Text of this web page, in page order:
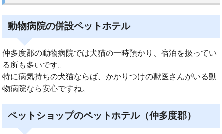
動物病院の併設ペットホテル
仲多度郡の動物病院では犬猫の一時預かり、宿泊を扱ってい
る所も多いです。
特に病気持ちの犬猫ならば、かかりつけの獣医さんがいる動
物病院なら安心ですね。
ペットショップのペットホテル（仲多度郡）